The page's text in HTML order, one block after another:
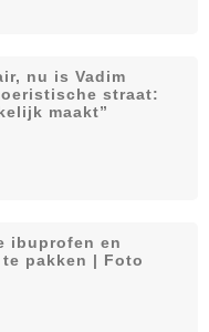
nu is Vadim
straat:
maakt”
ibuprofen en
pakken | Foto